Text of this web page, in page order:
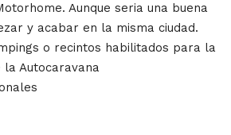
Aunque seria una buena
y acabar en la misma ciudad.
o recintos habilitados para la
Autocaravana